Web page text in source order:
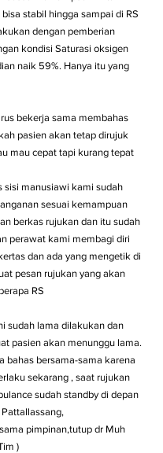
stabil hingga sampai di RS
dengan pemberian
kondisi Saturasi oksigen
naik 59%. Hanya itu yang
bekerja sama membahas
pasien akan tetap dirujuk
mau cepat tapi kurang tepat
sisi manusiawi kami sudah
sesuai kemampuan
berkas rujukan dan itu sudah
perawat kami membagi diri
dan ada yang mengetik di
pesan rujukan yang akan
RS
sudah lama dilakukan dan
pasien akan menunggu lama.
bahas bersama-sama karena
sekarang , saat rujukan
sudah standby di depan
pimpinan,tutup dr Muh
)